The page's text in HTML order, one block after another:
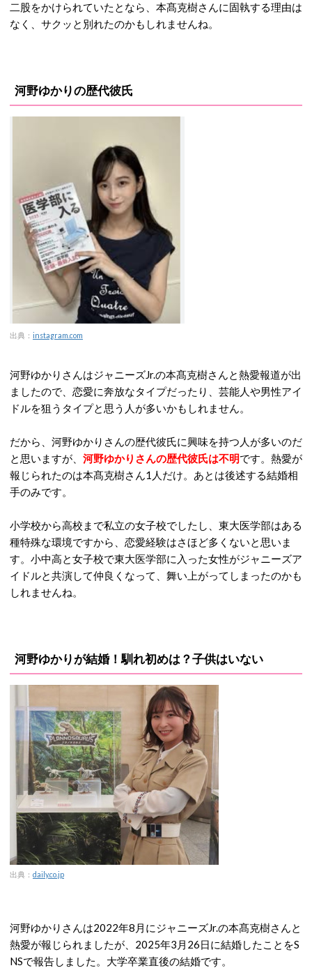
二股をかけられていたとなら、本髙克樹さんに固執する理由は
なく、サクッと別れたのかもしれませんね。
河野ゆかりの歴代彼氏
出典： instagram.com
河野ゆかりさんはジャニーズJr.の本髙克樹さんと熱愛報道が出
ましたので、恋愛に奔放なタイプだったり、芸能人や男性アイ
ドルを狙うタイプと思う人が多いかもしれません。
だから、河野ゆかりさんの歴代彼氏に興味を持つ人が多いのだ
と思いますが、 河野ゆかりさんの歴代彼氏は不明です。熱愛が
報じられたのは本髙克樹さん1人だけ。あとは後述する結婚相
手のみです。
小学校から高校まで私立の女子校でしたし、東大医学部はある
種特殊な環境ですから、恋愛経験はさほど多くないと思いま
す。小中高と女子校で東大医学部に入った女性がジャニーズア
イドルと共演して仲良くなって、舞い上がってしまったのかも
しれませんね。
河野ゆかりが結婚！馴れ初めは？子供はいない
出典： daily.co.jp
河野ゆかりさんは2022年8月にジャニーズJr.の本髙克樹さんと
熱愛が報じられましたが、2025年3月26日に結婚したことをS
NSで報告しました。大学卒業直後の結婚です。